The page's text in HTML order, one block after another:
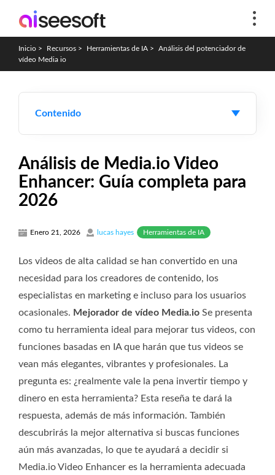
Inicio > Recursos > Herramientas de IA >
Análisis del potenciador de
vídeo Media io
Contenido
Análisis de Media.io Video
Enhancer: Guía completa para
2026
Enero 21, 2026 lucas hayes Herramientas de IA
Los videos de alta calidad se han convertido en una
necesidad para los creadores de contenido, los
especialistas en marketing e incluso para los usuarios
ocasionales. Mejorador de vídeo Media.io Se presenta
como tu herramienta ideal para mejorar tus videos, con
funciones basadas en IA que harán que tus videos se
vean más elegantes, vibrantes y profesionales. La
pregunta es: ¿realmente vale la pena invertir tiempo y
dinero en esta herramienta? Esta reseña te dará la
respuesta, además de más información. También
descubrirás la mejor alternativa si buscas funciones
aún más avanzadas, lo que te ayudará a decidir si
Media.io Video Enhancer es la herramienta adecuada